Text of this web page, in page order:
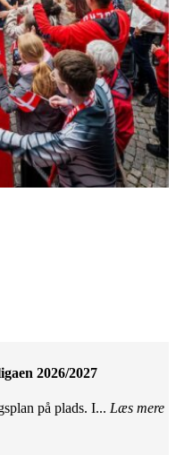
2026/2027
på plads. I... Læs mere